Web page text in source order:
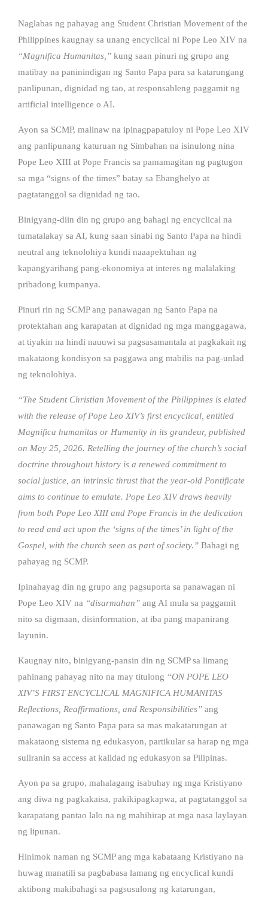
Naglabas ng pahayag ang Student Christian Movement of the
Philippines kaugnay sa unang encyclical ni Pope Leo XIV na
“Magnifica Humanitas,” kung saan pinuri ng grupo ang
matibay na paninindigan ng Santo Papa para sa katarungang
panlipunan, dignidad ng tao, at responsableng paggamit ng
artificial intelligence o AI.
Ayon sa SCMP, malinaw na ipinagpapatuloy ni Pope Leo XIV
ang panlipunang katuruan ng Simbahan na isinulong nina
Pope Leo XIII at Pope Francis sa pamamagitan ng pagtugon
sa mga “signs of the times” batay sa Ebanghelyo at
pagtatanggol sa dignidad ng tao.
Binigyang-diin din ng grupo ang bahagi ng encyclical na
tumatalakay sa AI, kung saan sinabi ng Santo Papa na hindi
neutral ang teknolohiya kundi naaapektuhan ng
kapangyarihang pang-ekonomiya at interes ng malalaking
pribadong kumpanya.
Pinuri rin ng SCMP ang panawagan ng Santo Papa na
protektahan ang karapatan at dignidad ng mga manggagawa,
at tiyakin na hindi nauuwi sa pagsasamantala at pagkakait ng
makataong kondisyon sa paggawa ang mabilis na pag-unlad
ng teknolohiya.
“The Student Christian Movement of the Philippines is elated
with the release of Pope Leo XIV’s first encyclical, entitled
Magnifica humanitas or Humanity in its grandeur, published
on May 25, 2026. Retelling the journey of the church’s social
doctrine throughout history is a renewed commitment to
social justice, an intrinsic thrust that the year-old Pontificate
aims to continue to emulate. Pope Leo XIV draws heavily
from both Pope Leo XIII and Pope Francis in the dedication
to read and act upon the ‘signs of the times’ in light of the
Gospel, with the church seen as part of society.” Bahagi ng
pahayag ng SCMP.
Ipinahayag din ng grupo ang pagsuporta sa panawagan ni
Pope Leo XIV na “disarmahan” ang AI mula sa paggamit
nito sa digmaan, disinformation, at iba pang mapanirang
layunin.
Kaugnay nito, binigyang-pansin din ng SCMP sa limang
pahinang pahayag nito na may titulong “ON POPE LEO
XIV’S FIRST ENCYCLICAL MAGNIFICA HUMANITAS
Reflections, Reaffirmations, and Responsibilities” ang
panawagan ng Santo Papa para sa mas makatarungan at
makataong sistema ng edukasyon, partikular sa harap ng mga
suliranin sa access at kalidad ng edukasyon sa Pilipinas.
Ayon pa sa grupo, mahalagang isabuhay ng mga Kristiyano
ang diwa ng pagkakaisa, pakikipagkapwa, at pagtatanggol sa
karapatang pantao lalo na ng mahihirap at mga nasa laylayan
ng lipunan.
Hinimok naman ng SCMP ang mga kabataang Kristiyano na
huwag manatili sa pagbabasa lamang ng encyclical kundi
aktibong makibahagi sa pagsusulong ng katarungan,